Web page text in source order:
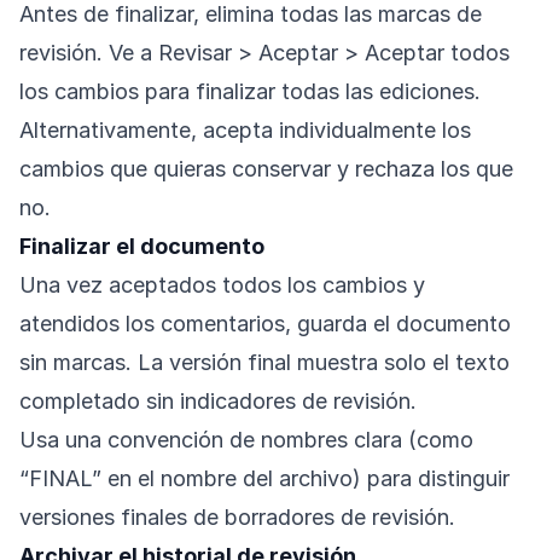
Antes de finalizar, elimina todas las marcas de
revisión. Ve a Revisar > Aceptar > Aceptar todos
los cambios para finalizar todas las ediciones.
Alternativamente, acepta individualmente los
cambios que quieras conservar y rechaza los que
no.
Finalizar el documento
Una vez aceptados todos los cambios y
atendidos los comentarios, guarda el documento
sin marcas. La versión final muestra solo el texto
completado sin indicadores de revisión.
Usa una convención de nombres clara (como
“FINAL” en el nombre del archivo) para distinguir
versiones finales de borradores de revisión.